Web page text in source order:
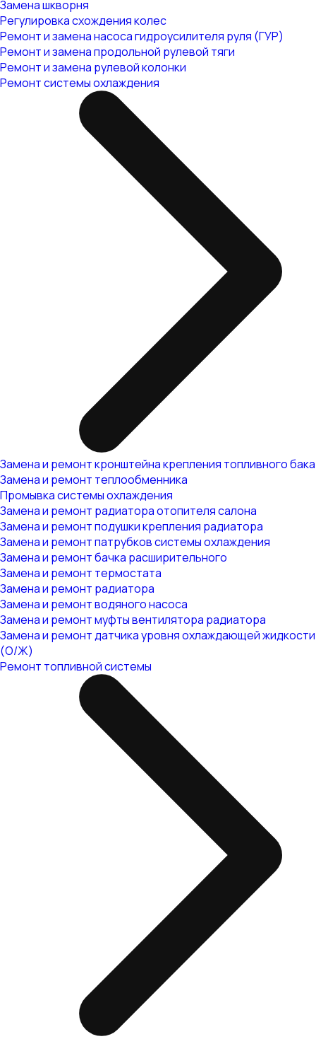
Замена шкворня
Регулировка схождения колес
Ремонт и замена насоса гидроусилителя руля (ГУР)
Ремонт и замена продольной рулевой тяги
Ремонт и замена рулевой колонки
Ремонт системы охлаждения
Замена и ремонт кронштейна крепления топливного бака
Замена и ремонт теплообменника
Промывка системы охлаждения
Замена и ремонт радиатора отопителя салона
Замена и ремонт подушки крепления радиатора
Замена и ремонт патрубков системы охлаждения
Замена и ремонт бачка расширительного
Замена и ремонт термостата
Замена и ремонт радиатора
Замена и ремонт водяного насоса
Замена и ремонт муфты вентилятора радиатора
Замена и ремонт датчика уровня охлаждающей жидкости
(О/Ж)
Ремонт топливной системы